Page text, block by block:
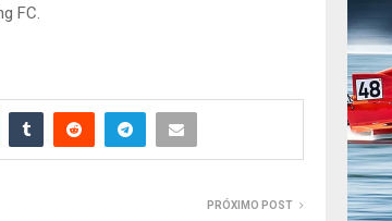
FC.
PRÓXIMO POST